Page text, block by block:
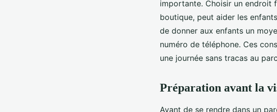
importante. Choisir un endroit
boutique, peut aider les
de donner aux enfants un
numéro de téléphone. Ces
une journée sans tracas au
Préparation avant la
Avant de se rendre dans un